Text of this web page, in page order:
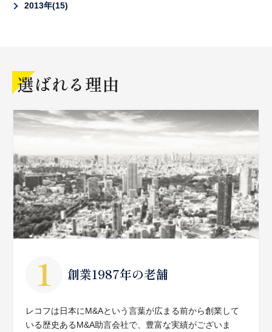
2013年 15
選ばれる理由
創業1987年の老舗
レコフは日本にM&Aという言葉が広まる前から創業して
いる歴史あるM&A助言会社で、豊富な実績がございま